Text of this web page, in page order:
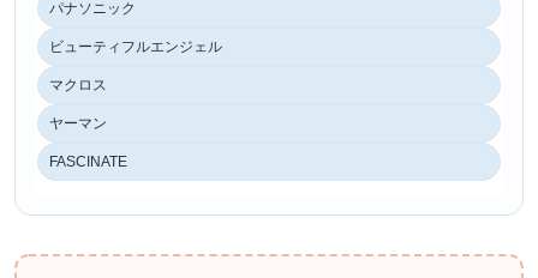
パナソニック
ビューティフルエンジェル
マクロス
ヤーマン
FASCINATE